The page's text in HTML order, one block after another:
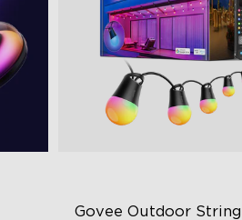
Govee Outdoor String